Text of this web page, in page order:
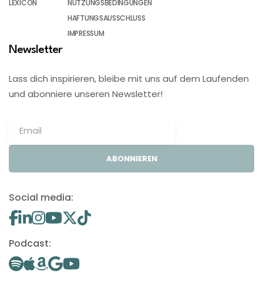
LEXICON
NUTZUNGSBEDINGUNGEN
HAFTUNGSAUSSCHLUSS
IMPRESSUM
Newsletter
Lass dich inspirieren, bleibe mit uns auf dem Laufenden
und abonniere unseren Newsletter!
ABONNIEREN
Social media:
Podcast: